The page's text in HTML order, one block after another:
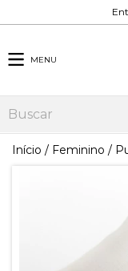
MENU
Início / Feminino /